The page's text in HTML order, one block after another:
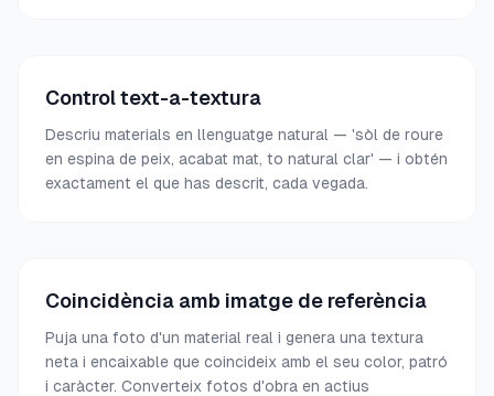
Control text-a-textura
Descriu materials en llenguatge natural — 'sòl de roure
en espina de peix, acabat mat, to natural clar' — i obtén
exactament el que has descrit, cada vegada.
Coincidència amb imatge de referència
Puja una foto d'un material real i genera una textura
neta i encaixable que coincideix amb el seu color, patró
i caràcter. Converteix fotos d'obra en actius